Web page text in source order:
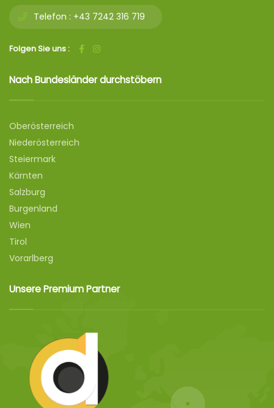
Telefon : +43 7242 316 719
Folgen Sie uns :
Nach Bundesländer durchstöbern
Oberösterreich
Niederösterreich
Steiermark
Kärnten
Salzburg
Burgenland
Wien
Tirol
Vorarlberg
Unsere Premium Partner